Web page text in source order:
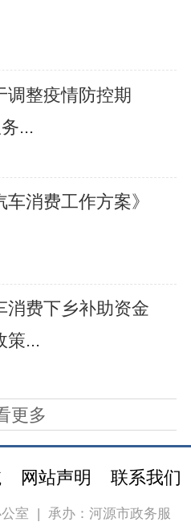
调整疫情防控期
...
消费工作方案》
消费下乡补助资金
策...
更多
网站声明 联系我们
室 承办：河源市政务服